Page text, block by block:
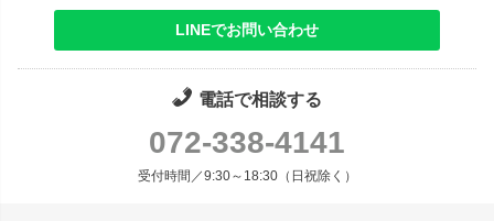
LINEでお問い合わせ
電話で相談する
072-338-4141
受付時間／9:30～18:30（日祝除く）